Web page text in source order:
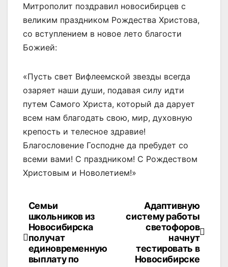
Митрополит поздравил новосибирцев с
великим праздником Рождества Христова,
со вступлением в новое лето благости
Божией:
«Пусть свет Вифлеемской звезды всегда
озаряет наши души, подавая силу идти
путем Самого Христа, который да дарует
всем нам благодать свою, мир, духовную
крепость и телесное здравие!
Благословение Господне да пребудет со
всеми вами! С праздником! С Рождеством
Христовым и Новолетием!»
Навигация
по
записям
Адаптивную
систему работы
светофоров
начнут
тестировать в
Новосибирске
Семьи
школьников из
Новосибирска
получат
единовременную
выплату по